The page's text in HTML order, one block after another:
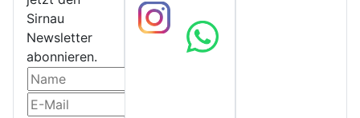
Sirnau
Newsletter
abonnieren.